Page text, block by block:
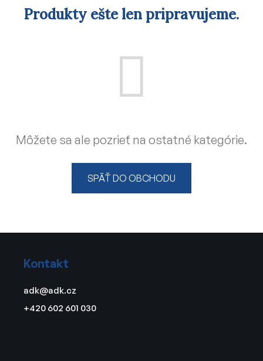
Produkty ešte len pripravujeme.
Môžete sa ale pozrieť na ostatné kategórie.
SPÄŤ DO OBCHODU
Kontakt
adk@adk.cz
+420 602 601 030